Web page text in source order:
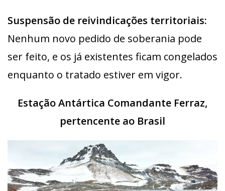
Suspensão de reivindicações territoriais:
Nenhum novo pedido de soberania pode
ser feito, e os já existentes ficam congelados
enquanto o tratado estiver em vigor.
Estação Antártica Comandante Ferraz,
pertencente ao Brasil